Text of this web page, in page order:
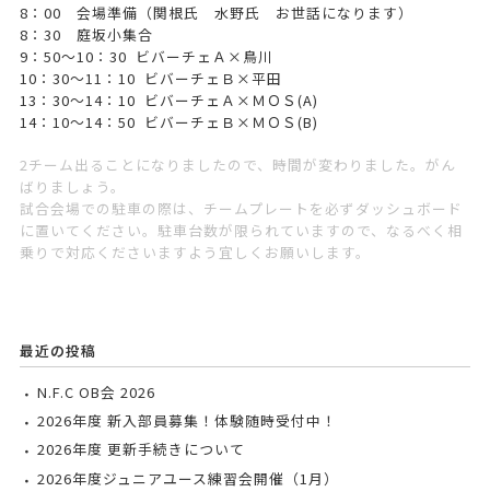
8：00 会場準備（関根氏 水野氏 お世話になります）
8：30 庭坂小集合
9：50～10：30 ビバーチェＡ×鳥川
10：30～11：10 ビバーチェＢ×平田
13：30～14：10 ビバーチェＡ×ＭＯＳ(A)
14：10～14：50 ビバーチェＢ×ＭＯＳ(B)
2チーム出ることになりましたので、時間が変わりました。がん
ばりましょう。
試合会場での駐車の際は、チームプレートを必ずダッシュボード
に置いてください。駐車台数が限られていますので、なるべく相
乗りで対応くださいますよう宜しくお願いします。
最近の投稿
N.F.C OB会 2026
2026年度 新入部員募集！体験随時受付中！
2026年度 更新手続きについて
2026年度ジュニアユース練習会開催（1月）